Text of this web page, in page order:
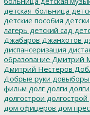
детская_больница
детские пособия
лагерь детский сад
Джабаров Джанхотов
диспансеризация
образование Дмитрий
Дмитрий Нестеров
Добрые руки
фильм долг долги
долгострои долгострой
дом офицеров дом